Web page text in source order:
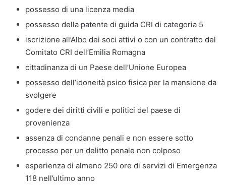
possesso di una licenza media
possesso della patente di guida CRI di categoria 5
iscrizione all’Albo dei soci attivi o con un contratto del
Comitato CRI dell’Emilia Romagna
cittadinanza di un Paese dell’Unione Europea
possesso dell’idoneità psico fisica per la mansione da
svolgere
godere dei diritti civili e politici del paese di
provenienza
assenza di condanne penali e non essere sotto
processo per un delitto penale non colposo
esperienza di almeno 250 ore di servizi di Emergenza
118 nell’ultimo anno